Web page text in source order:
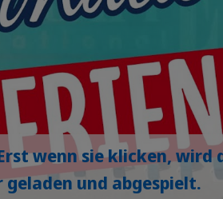
wenn sie klicken, wird
und abgespielt.